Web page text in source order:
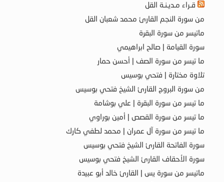
قـراء مـديـنـة القل
من سورة النجم القارئ محمد شعبان القل
ماتيسر من سورة البقرة
سورة القيامة | صالح ابراهيمي
ما تيسر من سورة الصف | أحسن حمار
تلاوة مختارة | فتحي بوسيس
من سورة البروج القارئ الشيخ فتحي بوسيس
ما تيسر من سورة البقرة | علي بوشامة
ما تيسر من سورة القصص | أمين بوراوي
ما تيسر من سورة آل عمران | محمد لطفي كارك
سورة الفاتحة القارئ الشيخ فتحي بوسيس
سورة الأحقاف القارئ الشيخ فتحي بوسيس
ماتيسر من سورة يس | القارئ خالد أبو عبيدة